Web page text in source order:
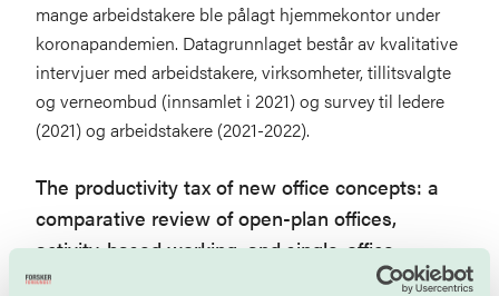
mange arbeidstakere ble pålagt hjemmekontor under
koronapandemien. Datagrunnlaget består av kvalitative
intervjuer med arbeidstakere, virksomheter, tillitsvalgte
og verneombud (innsamlet i 2021) og survey til ledere
(2021) og arbeidstakere (2021-2022).
The productivity tax of new office concepts: a
comparative review of open-plan offices,
activity-based working, and single-office
concepts